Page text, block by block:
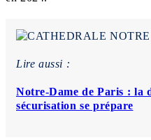
Lire aussi :
Notre-Dame de Paris : la
sécurisation se prépare